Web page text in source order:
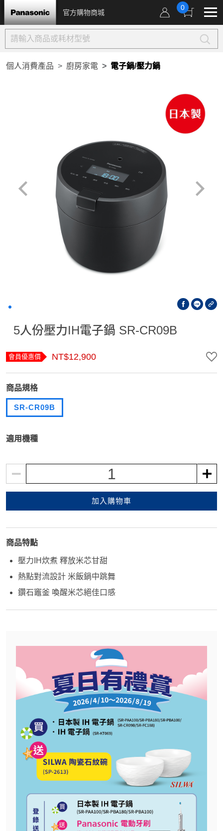
官方購物商城
0
個人消費產品 廚房家電 電子鍋/壓力鍋
5人份壓力IH電子鍋 SR-CR09B
會員優惠價 NT$12,900
商品規格
SR-CR09B
適用機種
1
加入購物車
商品特點
壓力IH炊煮 釋放米芯甘甜
熱點對流設計 米飯鍋中跳舞
鑽石竈釜 喚醒米芯絕佳口感